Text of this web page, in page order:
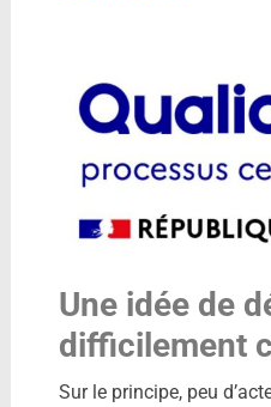
Une idée de
difficilement
Sur le principe, peu